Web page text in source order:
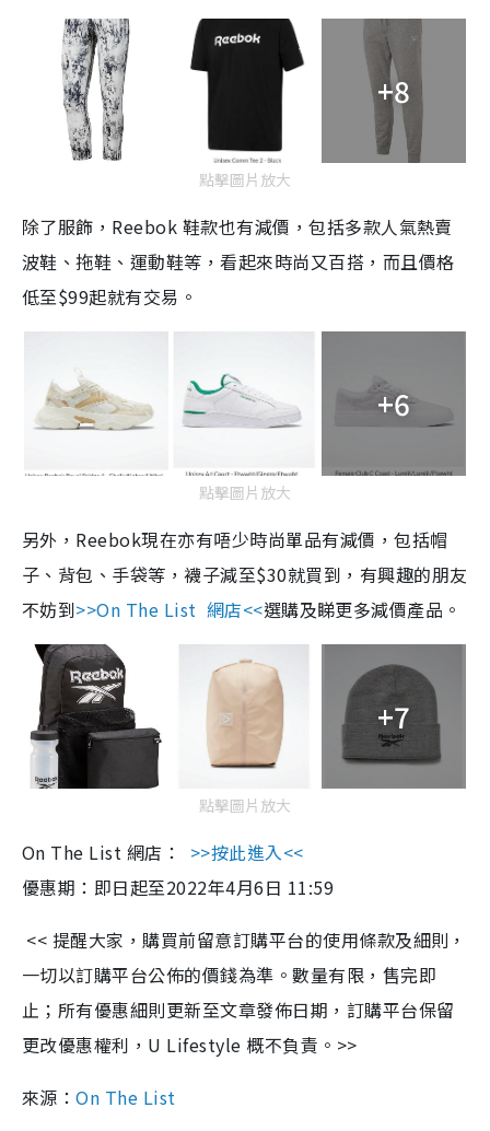
+8
點擊圖片放大
除了服飾，Reebok 鞋款也有減價，包括多款人氣熱賣
波鞋、拖鞋、運動鞋等，看起來時尚又百搭，而且價格
低至$99起就有交易。
+6
點擊圖片放大
另外，Reebok現在亦有唔少時尚單品有減價，包括帽
子、背包、手袋等，襪子減至$30就買到，有興趣的朋友
不妨到>>On The List 網店<<選購及睇更多減價產品。
+7
點擊圖片放大
On The List 網店： >>按此進入<<
優惠期：即日起至2022年4月6日 11:59
<< 提醒大家，購買前留意訂購平台的使用條款及細則，
一切以訂購平台公佈的價錢為準。數量有限，售完即
止；所有優惠細則更新至文章發佈日期，訂購平台保留
更改優惠權利，U Lifestyle 概不負責。>>
來源：On The List